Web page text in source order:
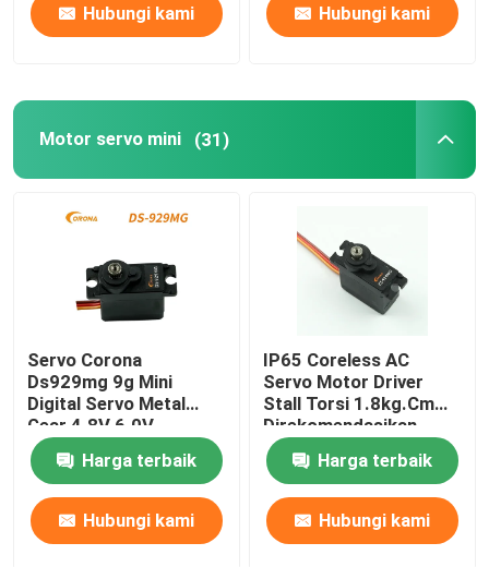
Hubungi kami Hubungi kami
Motor servo mini (31)
Servo Corona
Ds929mg 9g Mini
Digital Servo Metal
Gear 4.8V 6.0V
Harga terbaik
Hubungi kami
IP65 Coreless AC
Servo Motor Driver
Stall Torsi 1.8kg.Cm
Direkomendasikan
3.7V-6V
Harga terbaik
Hubungi kami